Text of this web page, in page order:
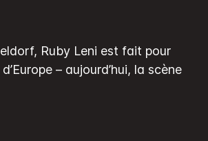
Ruby Leni est fait pour
– aujourd’hui, la scène